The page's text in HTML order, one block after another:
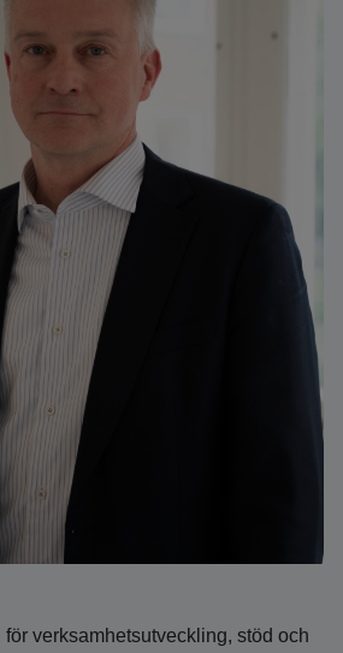
verksamhetsutveckling, stöd och